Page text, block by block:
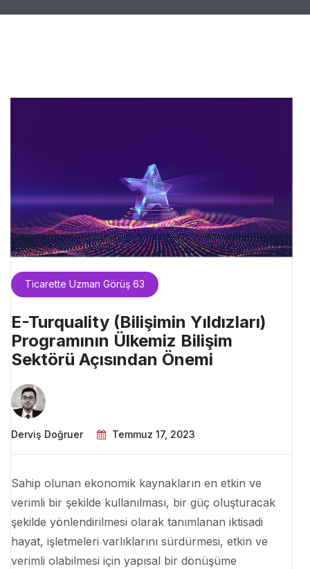
Ticarette Uzman Görüş 63
E-Turquality (Bilişimin Yıldızları)
Programının Ülkemiz Bilişim
Sektörü Açısından Önemi
Derviş Doğruer Temmuz 17, 2023
Sahip olunan ekonomik kaynakların en etkin ve
verimli bir şekilde kullanılması, bir güç oluşturacak
şekilde yönlendirilmesi olarak tanımlanan iktisadi
hayat, işletmeleri varlıklarını sürdürmesi, etkin ve
verimli olabilmesi için yapısal bir dönüşüme